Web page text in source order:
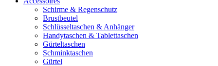
Schirme & Regenschutz
Brustbeutel
Schlüsseltaschen & Anhänger
Handytaschen & Tablettaschen
Gürteltaschen
Schminktaschen
Gürtel